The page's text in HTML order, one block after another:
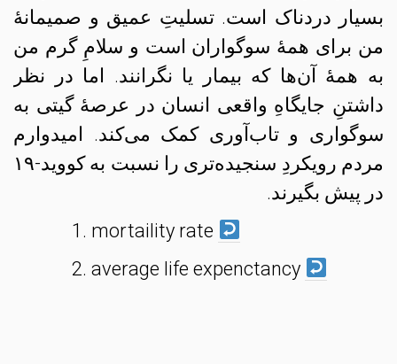
بسیار دردناک است. تسلیتِ عمیق و صمیمانهٔ
من برای همهٔ سوگواران است و سلامِ گرم من
به همهٔ آن‌ها که بیمار یا نگرانند. اما در نظر
داشتنِ جایگاهِ واقعی انسان در عرصهٔ گیتی به
سوگواری و تاب‌آوری کمک می‌کند. امیدوارم
مردم رویکردِ سنجیده‌تری را نسبت به کووید-۱۹
در پیش بگیرند.
mortaility rate
average life expenctancy